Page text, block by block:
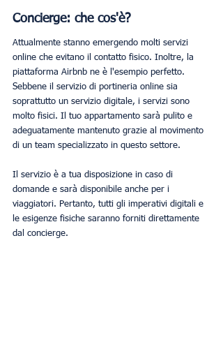
Concierge: che cos'è?
Attualmente stanno emergendo molti servizi
online che evitano il contatto fisico. Inoltre, la
piattaforma Airbnb ne è l'esempio perfetto.
Sebbene il servizio di portineria online sia
soprattutto un servizio digitale, i servizi sono
molto fisici. Il tuo appartamento sarà pulito e
adeguatamente mantenuto grazie al movimento
di un team specializzato in questo settore.
Il servizio è a tua disposizione in caso di
domande e sarà disponibile anche per i
viaggiatori. Pertanto, tutti gli imperativi digitali e
le esigenze fisiche saranno forniti direttamente
dal concierge.